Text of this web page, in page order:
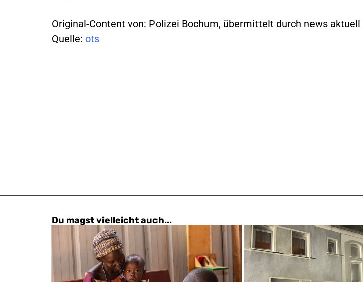
Original-Content von: Polizei Bochum, übermittelt durch news aktuell
Quelle: ots
Du magst vielleicht auch...